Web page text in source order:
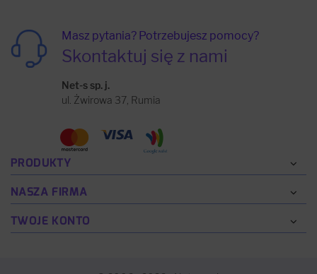
Masz pytania? Potrzebujesz pomocy?
Skontaktuj się z nami
Net-s sp. j.
ul. Żwirowa 37, Rumia
PRODUKTY
NASZA FIRMA
TWOJE KONTO